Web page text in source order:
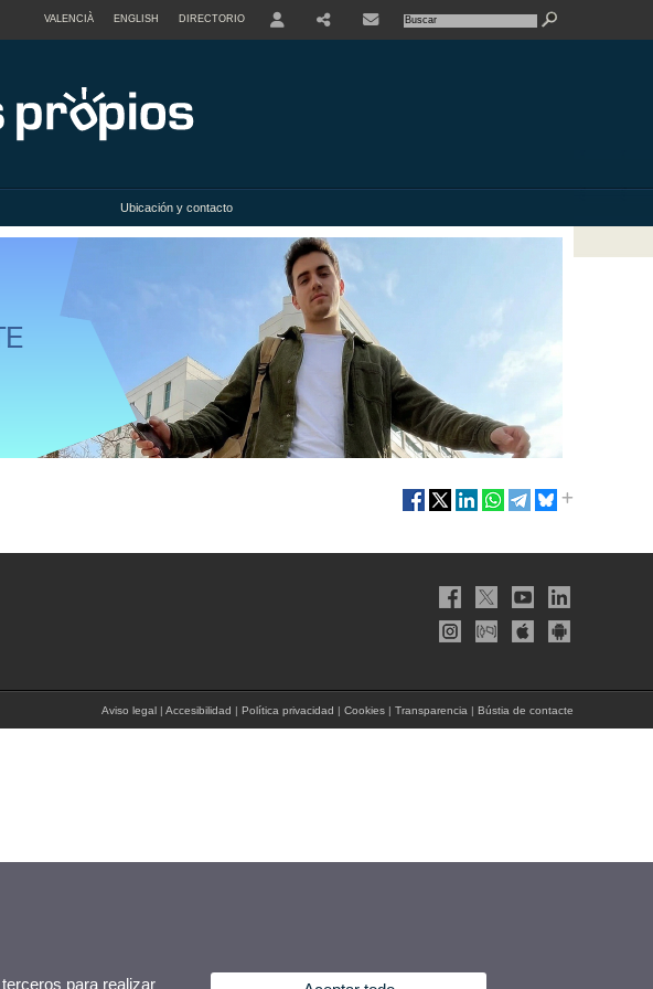
VALENCIÀ ENGLISH DIRECTORIO
Ubicación y contacto
Aviso legal | Accesibilidad | Política privacidad | Cookies | Transparencia | Bústia de contacte
para realizar